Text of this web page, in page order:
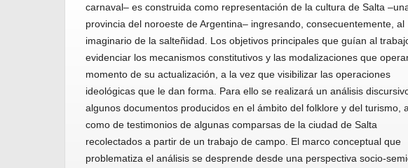
carnaval– es construida como representación de la cultura de Salta
provincia del noroeste de Argentina– ingresando, consecuentemente, al
imaginario de la salteñidad. Los objetivos principales que guían al
evidenciar los mecanismos constitutivos y las modalizaciones que
momento de su actualización, a la vez que visibilizar las operaciones
ideológicas que le dan forma. Para ello se realizará un análisis
algunos documentos producidos en el ámbito del folklore y del turismo,
como de testimonios de algunas comparsas de la ciudad de Salta
recolectados a partir de un trabajo de campo. El marco conceptual que
problematiza el análisis se desprende desde una perspectiva socio-